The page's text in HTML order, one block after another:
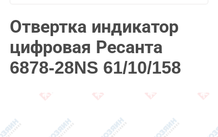
Отвертка индикатор
цифровая Ресанта
6878-28NS 61/10/158